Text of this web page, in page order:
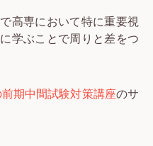
高専において特に重要視
学ぶことで周りと差をつ
期中間試験対策講座のサ